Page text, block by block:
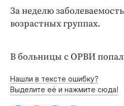
Работодатель года
За неделю
возрастных группах.
В больницы с ОРВИ
Нашли в тексте ошибку?
Выделите её и нажмите сюда!